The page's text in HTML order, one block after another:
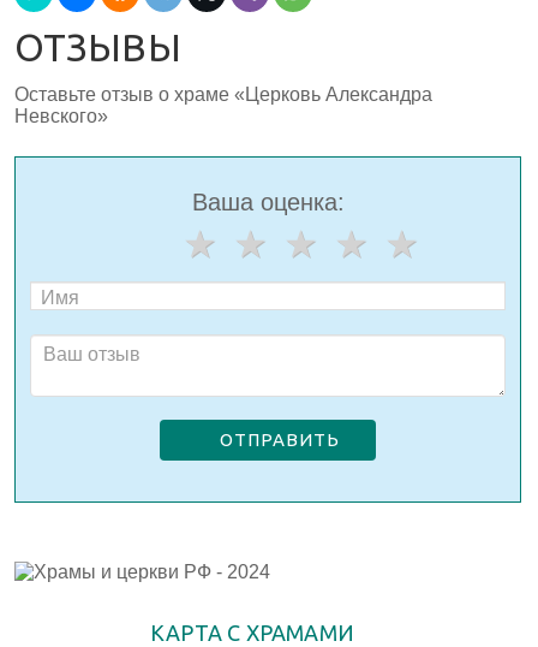
ОТЗЫВЫ
Оставьте отзыв о храме «Церковь Александра
Невского»
Ваша оценка:
ОТПРАВИТЬ
КАРТА С ХРАМАМИ